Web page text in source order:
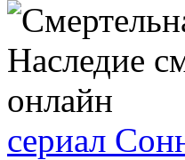
сериал